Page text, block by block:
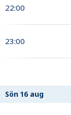
22:00
23:00
Sön 16 aug